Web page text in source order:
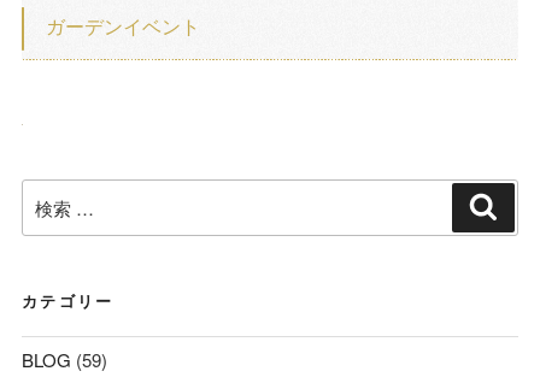
ガーデンイベント
検
索:
カテゴリー
BLOG (59)